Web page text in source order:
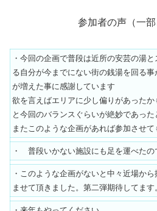
参加者の声（一部
・今回の企画で普段は近所の安芸の湯
る自分が今までにない街の銭湯を回る
が増えた事に感謝しています
欲を言えばエリアに少し偏りがあった
と今回のバランスぐらいが絶妙であった
またこのような企画があれば参加させ
・ 普段いかない施設にも足を運べたの
・このような企画がないと中々近場か
ませて頂きました。第二弾期待してます